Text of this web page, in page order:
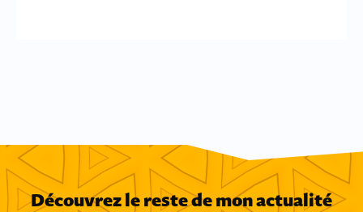
Découvrez le reste de mon actualité